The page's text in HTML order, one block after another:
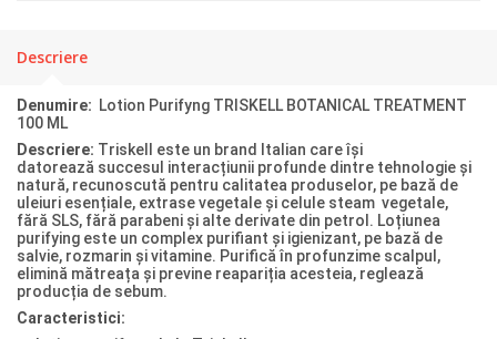
Descriere
Denumire: Lotion Purifyng TRISKELL BOTANICAL TREATMENT
100 ML
Descriere: Triskell este un brand Italian care își
datorează succesul interacțiunii profunde dintre tehnologie și
natură, recunoscută pentru calitatea produselor, pe bază de
uleiuri esențiale, extrase vegetale și celule steam vegetale,
fără SLS, fără parabeni și alte derivate din petrol. Loțiunea
purifying este un complex purifiant și igienizant, pe bază de
salvie, rozmarin și vitamine. Purifică în profunzime scalpul,
elimină mătreața și previne reapariția acesteia, reglează
producția de sebum.
Caracteristici: